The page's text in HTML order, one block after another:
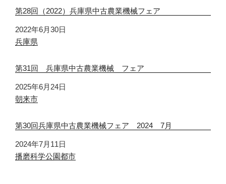
第28回（2022）兵庫県中古農業機械フェア
日付
2022年6月30日
関連理由
兵庫県
第31回 兵庫県中古農業機械 フェア
日付
2025年6月24日
関連理由
朝来市
第30回兵庫県中古農業機械フェア 2024 7月
日付
2024年7月11日
関連理由
播磨科学公園都市